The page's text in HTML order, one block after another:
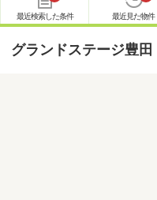
最近検索した条件 最近見た物件
グランドステージ豊田